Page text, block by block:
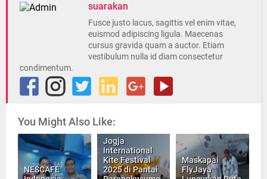
suarakan
Fusce justo lacus, sagittis vel enim vitae,
euismod adipiscing ligula. Maecenas
cursus gravida quam a auctor. Etiam
vestibulum nulla id diam consectetur
condimentum.
You Might Also Like:
NESCAFÉ
Jogja
International
Kite Festival
2025 di Pantai
Maskapai
FlyJaya